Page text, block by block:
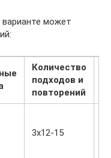
может
Количество
подходов и
повторений
3х12-15